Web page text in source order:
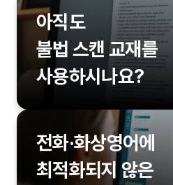
아직도
불법 스캔 교재를
사용하시나요?
전화·화상영어에
최적화되지 않은